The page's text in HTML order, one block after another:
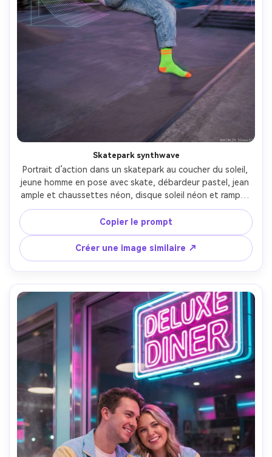
Skatepark synthwave
Portrait d’action dans un skatepark au coucher du soleil,
jeune homme en pose avec skate, débardeur pastel, jean
ample et chaussettes néon, disque soleil néon et rampes
filaires subtilement composités, flou de mouvement
énergique en arrière-plan, pris avec Nikon Z9, 35mm f/2,
freeze sur le visage, texture photoréaliste, étalonnage
vaporwave audacieux --ar 4:5
Copier le prompt
Créer une image similaire ↗